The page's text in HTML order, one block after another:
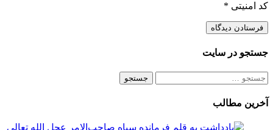
کد امنیتی *
جستجو در سایت
جستجو
آخرین مطالب